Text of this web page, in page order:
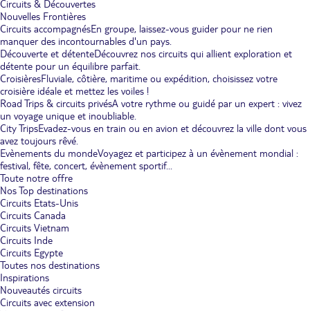
Circuits & Découvertes
Nouvelles Frontières
Circuits accompagnésEn groupe, laissez-vous guider pour ne rien
manquer des incontournables d'un pays.
Découverte et détenteDécouvrez nos circuits qui allient exploration et
détente pour un équilibre parfait.
CroisièresFluviale, côtière, maritime ou expédition, choisissez votre
croisière idéale et mettez les voiles !
Road Trips & circuits privésA votre rythme ou guidé par un expert : vivez
un voyage unique et inoubliable.
City TripsEvadez-vous en train ou en avion et découvrez la ville dont vous
avez toujours rêvé.
Evènements du mondeVoyagez et participez à un évènement mondial :
festival, fête, concert, évènement sportif...
Toute notre offre
Nos Top destinations
Circuits Etats-Unis
Circuits Canada
Circuits Vietnam
Circuits Inde
Circuits Egypte
Toutes nos destinations
Inspirations
Nouveautés circuits
Circuits avec extension